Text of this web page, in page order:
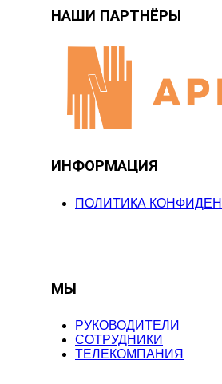
НАШИ ПАРТНЁРЫ
ИНФОРМАЦИЯ
ПОЛИТИКА
МЫ
РУКОВОДИТЕЛИ
СОТРУДНИКИ
ТЕЛЕКОМПАНИЯ